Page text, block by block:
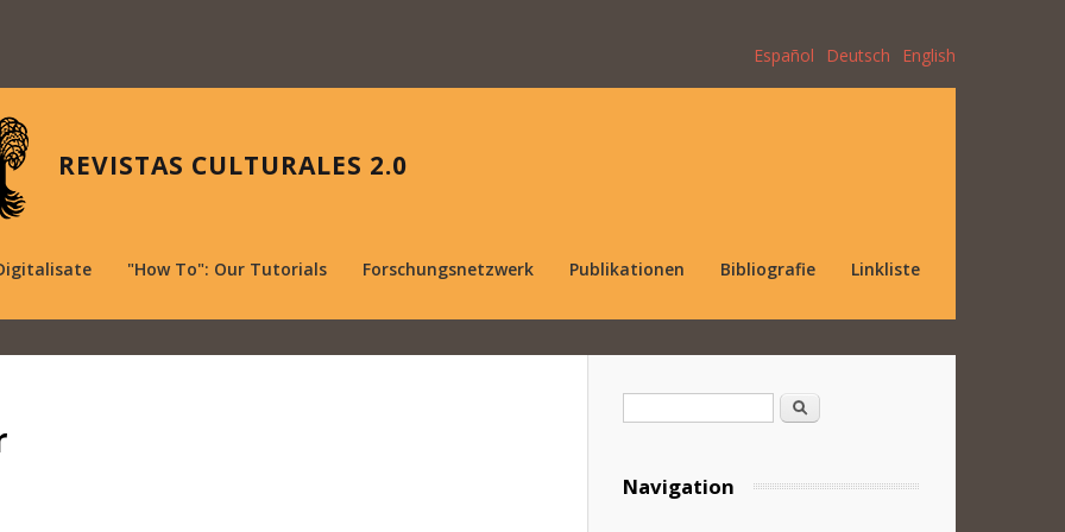
Español Deutsch English
REVISTAS CULTURALES 2.0
"How To": Our Tutorials Forschungsnetzwerk Publikationen Bibliografie Linkliste
Suche
Navigation